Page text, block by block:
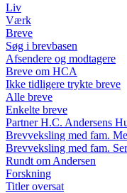
Liv
Værk
Breve
Søg i brevbasen
Afsendere og modtagere
Breve om HCA
Ikke tidligere trykte breve
Alle breve
Enkelte breve
Partner H.C. Andersens
Brevveksling med fam.
Brevveksling med fam.
Rundt om Andersen
Forskning
Titler oversat